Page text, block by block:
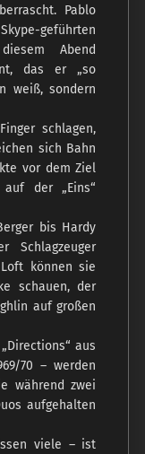
Pablo
geführten
Abend
das er „so
weiß, sondern
schlagen,
sich Bahn
vor dem Ziel
der „Eins“
bis Hardy
Schlagzeuger
können sie
schauen, der
auf großen
aus
70 – werden
während zwei
aufgehalten
viele – ist